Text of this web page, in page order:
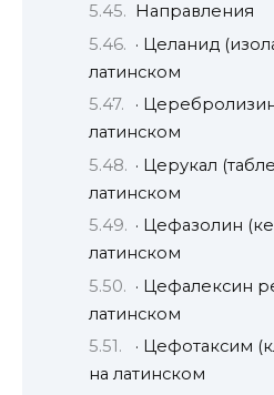
Направления
· Целанид
латинском
·
латинском
· Церукал
латинском
· Цефазолин
латинском
· Цефалексин
латинском
· Цефотаксим
на латинском